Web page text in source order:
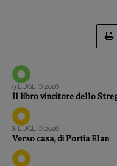
Vampirismi
Antonella Marrone
Walter Catalano
Anna da Re,Roberto
9 LUGLIO 2026
Il libro vincitore dello
8 LUGLIO 2026
Verso casa, di Portia Elan